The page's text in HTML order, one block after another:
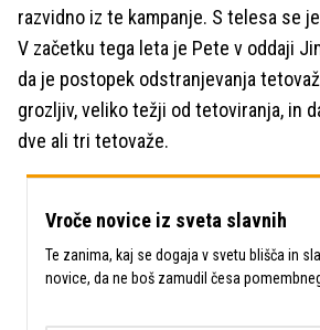
razvidno iz te kampanje. S telesa se
V začetku tega leta je Pete v oddaji
da je postopek odstranjevanja
grozljiv, veliko težji od tetoviranja, in
dve ali tri tetovaže.
Vroče novice iz sveta slavnih
Te zanima, kaj se dogaja v svetu blišča in
novice, da ne boš zamudil česa